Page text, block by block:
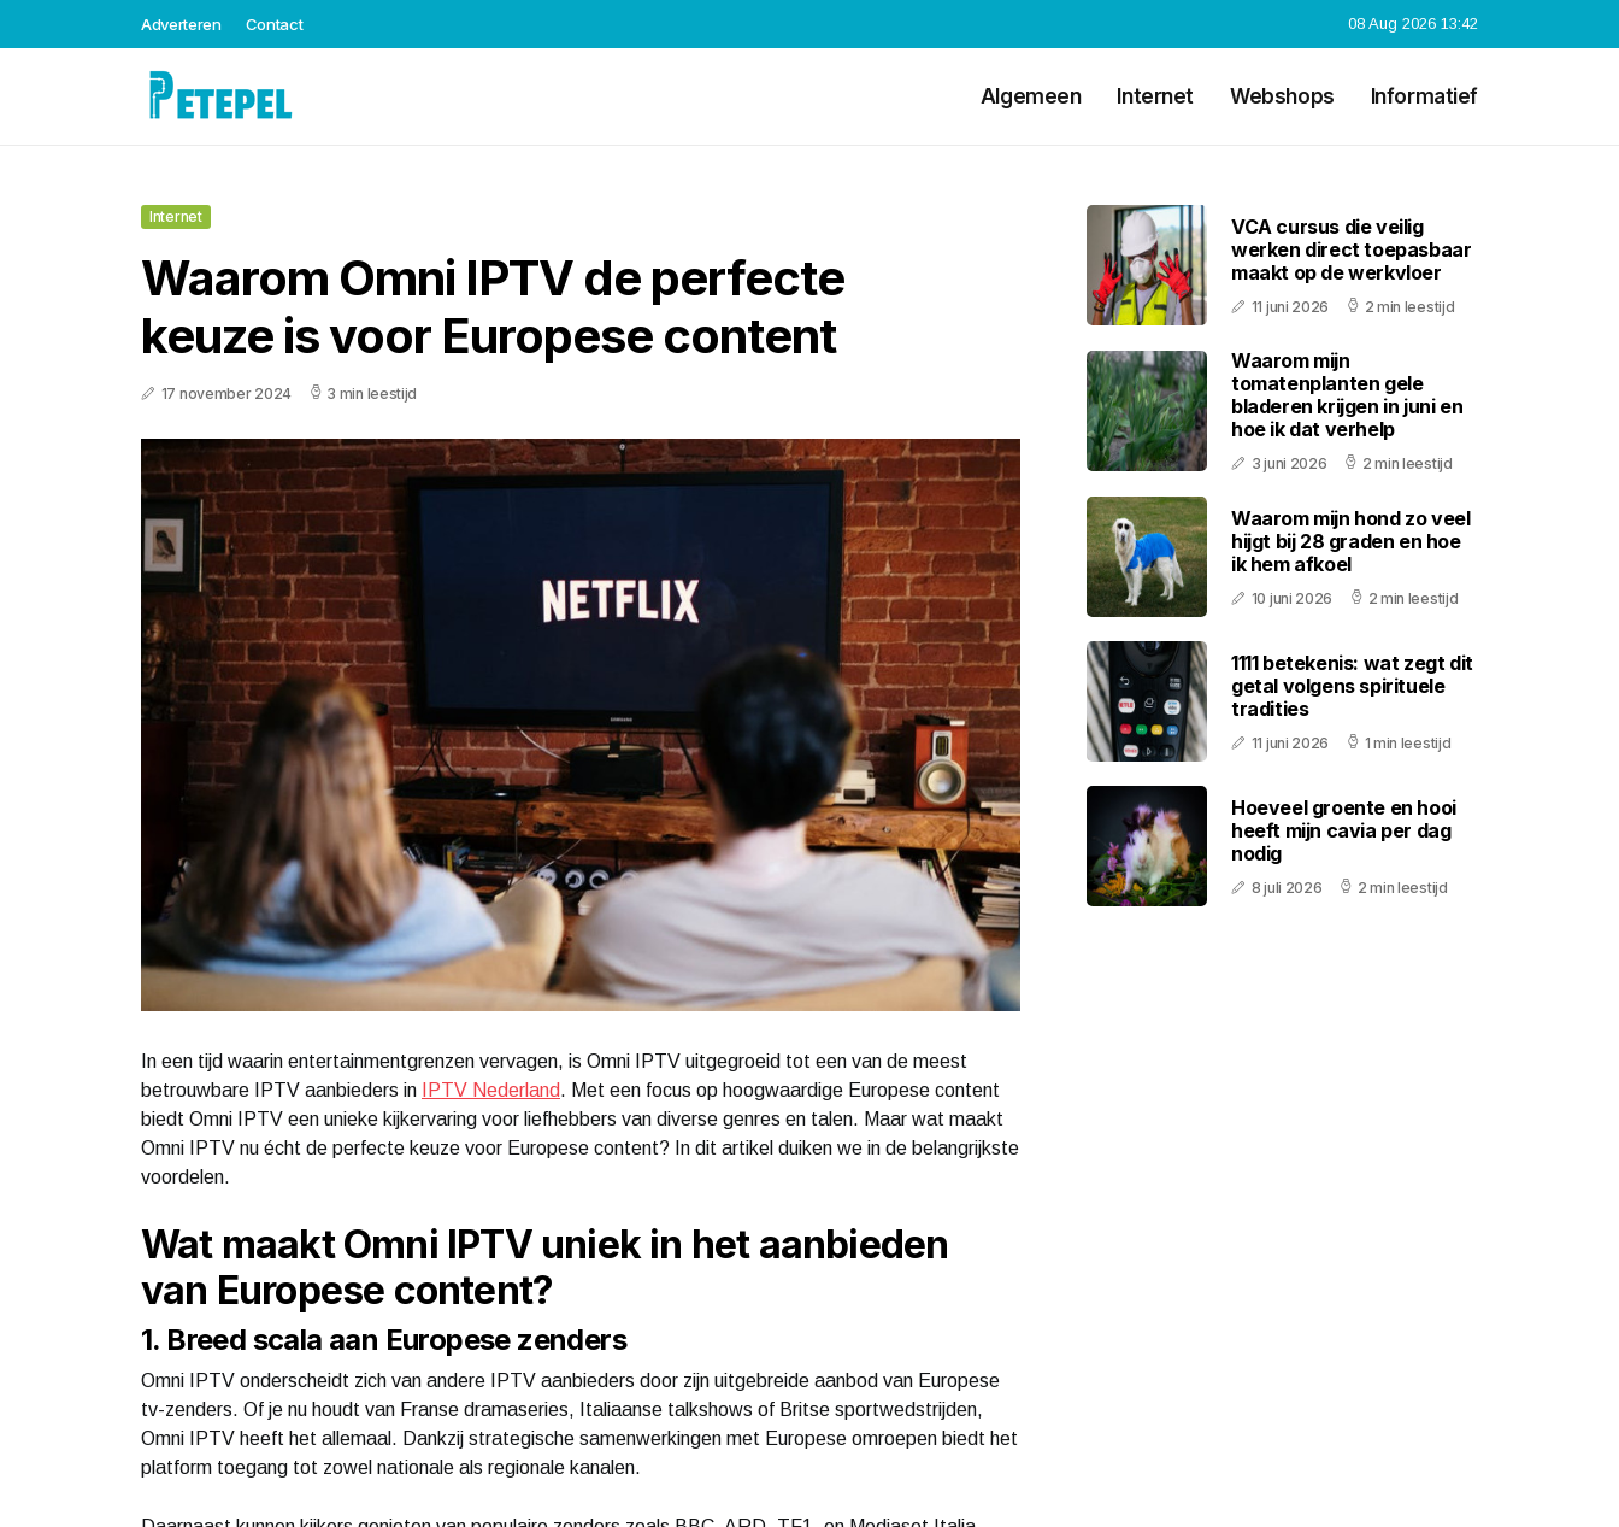
Adverteren Contact 08 Aug 2026 13:42
Algemeen Internet Webshops Informatief
Internet
Waarom Omni IPTV de perfecte
keuze is voor Europese content
17 november 2024 3 min leestijd
In een tijd waarin entertainmentgrenzen vervagen, is Omni IPTV uitgegroeid tot een van de meest
betrouwbare IPTV aanbieders in
IPTV Nederland. Met een focus op hoogwaardige Europese content
biedt Omni IPTV een unieke kijkervaring voor liefhebbers van diverse genres en talen. Maar wat maakt
Omni IPTV nu écht de perfecte keuze voor Europese content? In dit artikel duiken we in de belangrijkste
voordelen.
Wat maakt Omni IPTV uniek in het aanbieden
van Europese content?
1. Breed scala aan Europese zenders
Omni IPTV onderscheidt zich van andere IPTV aanbieders door zijn uitgebreide aanbod van Europese
tv-zenders. Of je nu houdt van Franse dramaseries, Italiaanse talkshows of Britse sportwedstrijden,
Omni IPTV heeft het allemaal. Dankzij strategische samenwerkingen met Europese omroepen biedt het
platform toegang tot zowel nationale als regionale kanalen.
VCA cursus die veilig
werken direct toepasbaar
maakt op de werkvloer
11 juni 2026 2 min leestijd
Waarom mijn
tomatenplanten gele
bladeren krijgen in juni en
hoe ik dat verhelp
3 juni 2026 2 min leestijd
Waarom mijn hond zo veel
hijgt bij 28 graden en hoe
ik hem afkoel
10 juni 2026 2 min leestijd
1111 betekenis: wat zegt dit
getal volgens spirituele
tradities
11 juni 2026 1 min leestijd
Hoeveel groente en hooi
heeft mijn cavia per dag
nodig
8 juli 2026 2 min leestijd